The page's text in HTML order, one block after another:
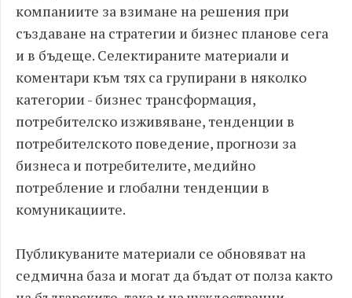
компаниите за взимане на решения при
създаване на стратегии и бизнес планове сега
и в бъдеще. Селектираните материали и
коментари към тях са групирани в няколко
категории - бизнес трансформация,
потребителско изживяване, тенденции в
потребителското поведение, прогнози за
бизнеса и потребителите, медийно
потребление и глобални тенденции в
комуникациите.
Публикуваните материали се обновяват на
седмична база и могат да бъдат от полза както